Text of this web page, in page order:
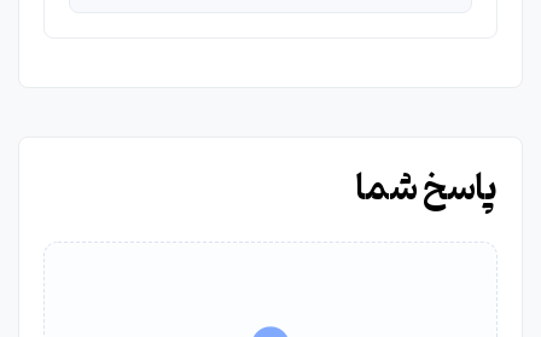
پاسخ شما